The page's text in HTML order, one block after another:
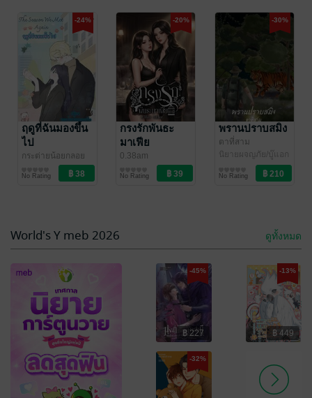
เฌอแตม | Je
t’aime
ส้มผัก
นิยายรัก
40 Rating
รางปกปักษ์
สามห้า
นิยายโรมานซ์
158 Rating
-24%
ฤดูที่ฉันมองขึ้น
ไป
กระต่ายน้อยกลอย
นิยายรักวัยรุ่น
No Rating
-20%
กรงรักพันธะ
มาเฟีย
0.38am
Love/Yuri
No Rating
-30%
พรานปราบสมิง
ตาที่สาม
นิยายผจญภัย/บู๊แอก
No Rating
Clock ย้อนเวลา
รัก
เจ้าปลาน้อย
นิยาย Girl
Love/Yuri
ด้ายฝั้นกับอันดา
kisses never die/
Kisses never die
นิยายวาย Boy
World's Y meb 2026 ดูทั้งหมด
-45%
฿ 227
-13%
฿ 449
-32%